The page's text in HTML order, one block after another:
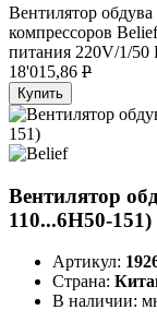
Вентилятор
компрессоров
питания 220V/1/50
18'015,86 P
Купить
Вентилятор
110...6H50-151)
Артикул:
Страна:
В наличии: